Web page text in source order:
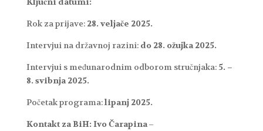
Rok za prijave: 28. veljače 2025.
Intervjui na državnoj razini: do 28. ožujka 2025.
Intervjui s međunarodnim odborom stručnjaka: 5. –
8. svibnja 2025.
Početak programa:lipanj 2025.
Kontakt za BiH: Ivo Čarapina–